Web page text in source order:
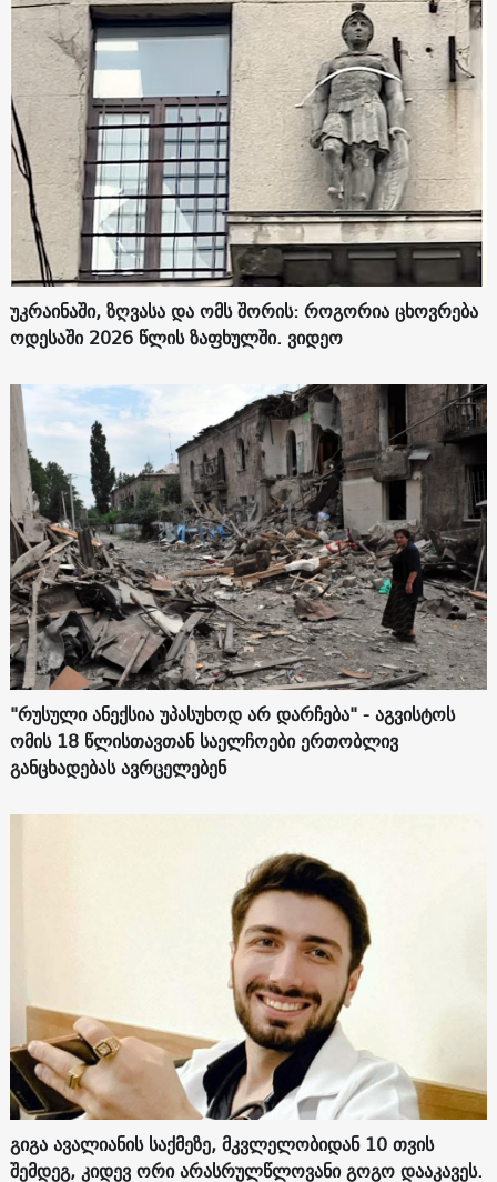
უკრაინაში, ზღვასა და ომს შორის: როგორია ცხოვრება
ოდესაში 2026 წლის ზაფხულში. ვიდეო
"რუსული ანექსია უპასუხოდ არ დარჩება" - აგვისტოს
ომის 18 წლისთავთან საელჩოები ერთობლივ
განცხადებას ავრცელებენ
გიგა ავალიანის საქმეზე, მკვლელობიდან 10 თვის
შემდეგ, კიდევ ორი არასრულწლოვანი გოგო დააკავეს.